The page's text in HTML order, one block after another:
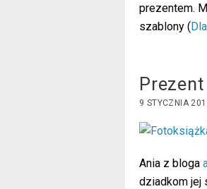
prezentem.
szablony (
9 STYCZNIA
Ania z bloga
dziadkom jej